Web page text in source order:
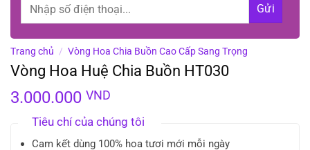
Trang chủ / Vòng Hoa Chia Buồn Cao Cấp Sang Trọng
Vòng Hoa Huệ Chia Buồn HT030
3.000.000 VND
Tiêu chí của chúng tôi
Cam kết dùng 100% hoa tươi mới mỗi ngày